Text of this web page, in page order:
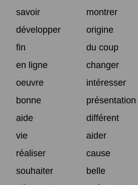
savoir
montrer
développer
origine
fin
du coup
en ligne
changer
oeuvre
intéresser
bonne
présentation
aide
différent
vie
aider
réaliser
cause
souhaiter
belle